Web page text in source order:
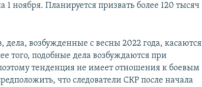
1 ноября. Планируется призвать более 120 тысяч
дела, возбужденные с весны 2022 года, касаются
того, подобные дела возбуждаются при
тенденция не имеет отношения к боевым
что следователи СКР после начала